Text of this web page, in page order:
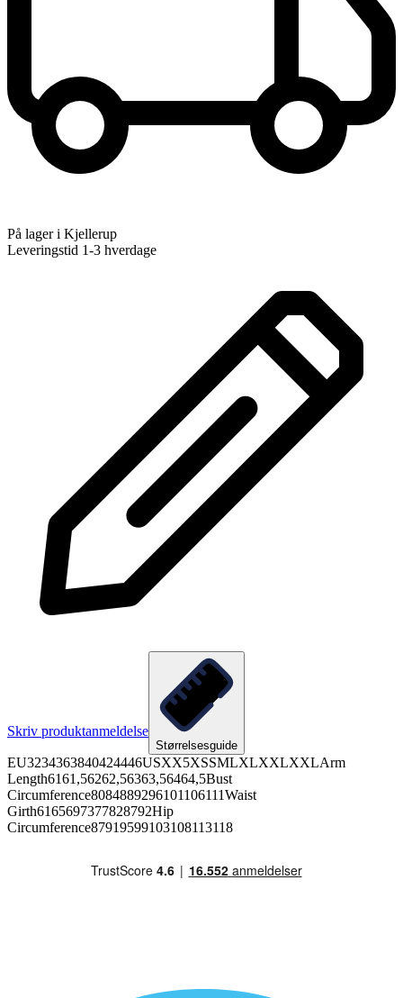
På lager i Kjellerup
Leveringstid 1-3 hverdage
Skriv produktanmeldelse
Størrelsesguide
EU3234363840424446USXX5XSSMLXLXXLXXLArm
Length6161,56262,56363,56464,5Bust
Circumference8084889296101106111Waist
Girth6165697377828792Hip
Circumference87919599103108113118